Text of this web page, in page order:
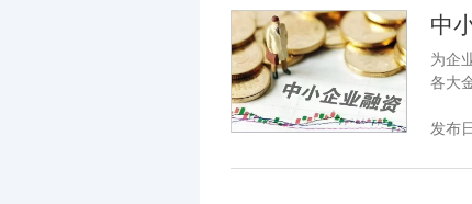
中
为企
各大
发布